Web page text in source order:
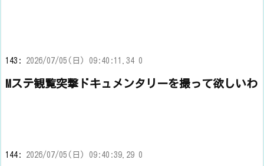
143: 2026/07/05(日) 09:40:11.34 0
Mステ観覧突撃ドキュメンタリーを撮って欲しいわ
144: 2026/07/05(日) 09:40:39.29 0